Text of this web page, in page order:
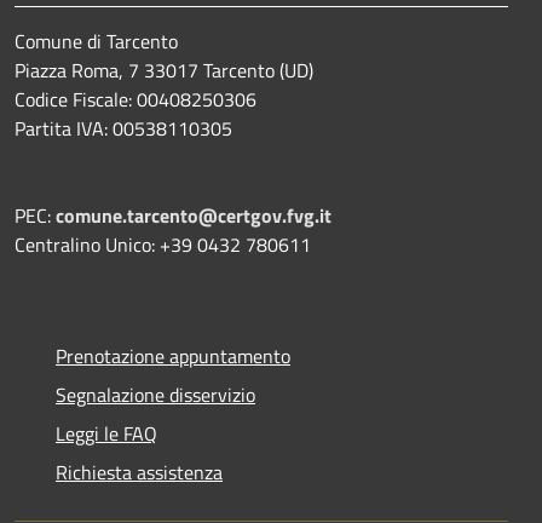
Comune di Tarcento
Piazza Roma, 7 33017 Tarcento (UD)
Codice Fiscale: 00408250306
Partita IVA: 00538110305
PEC:comune.tarcento@certgov.fvg.it
Centralino Unico: +39 0432 780611
Prenotazione appuntamento
Segnalazione disservizio
Leggi le FAQ
Richiesta assistenza